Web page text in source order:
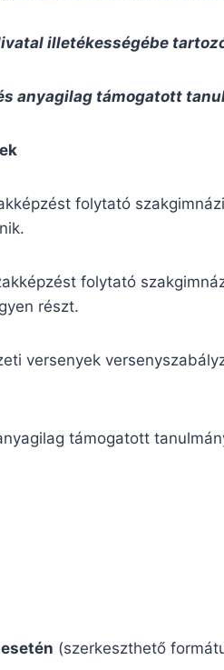
illetékességébe
anyagilag támogatott
folytató
folytató
részt.
versenyek
támogatott
(szerkeszthető